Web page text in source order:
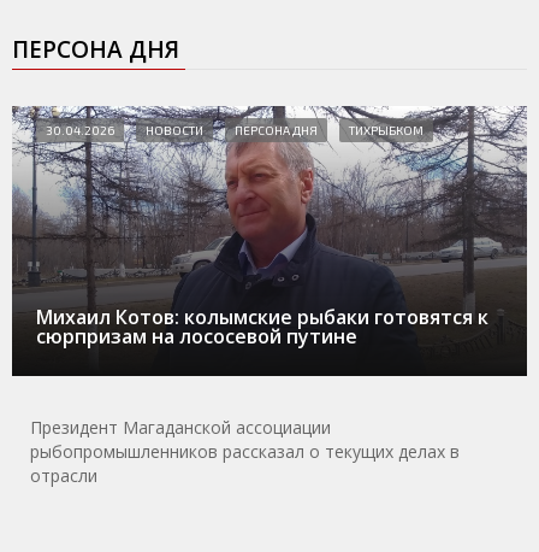
ПЕРСОНА ДНЯ
Михаил Котов: колымские рыбаки готовятся к
сюрпризам на лососевой путине
30.04.2026 НОВОСТИ ПЕРСОНА ДНЯ ТИХРЫБКОМ
Президент Магаданской ассоциации
рыбопромышленников рассказал о текущих делах в
отрасли